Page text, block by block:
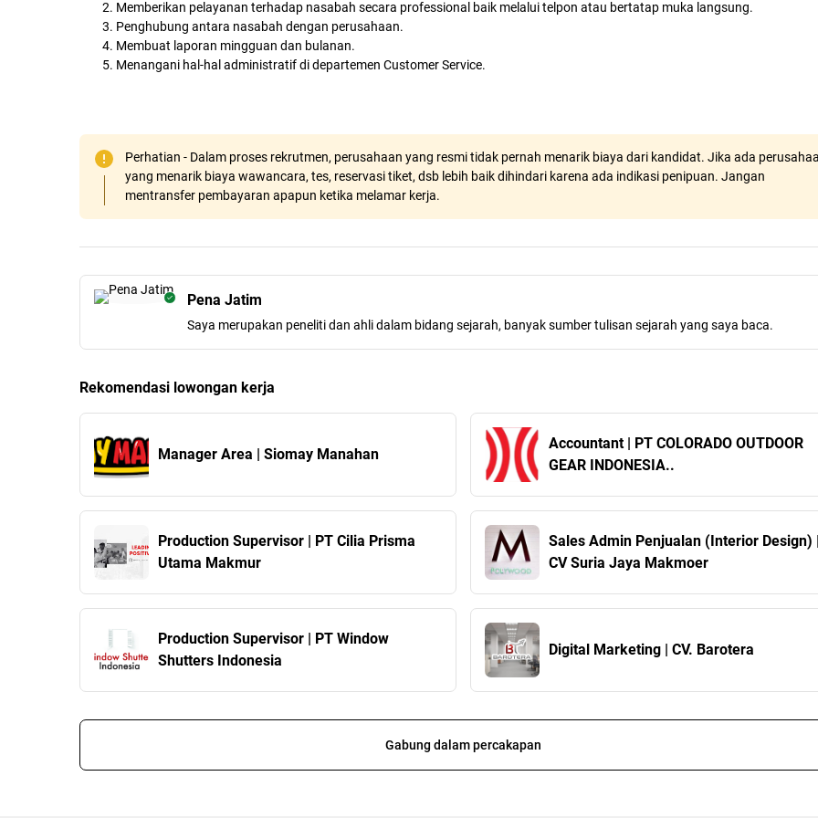
Memberikan pelayanan terhadap nasabah secara professional baik melalui telpon atau bertatap muka langsung.
Penghubung antara nasabah dengan perusahaan.
Membuat laporan mingguan dan bulanan.
Menangani hal-hal administratif di departemen Customer Service.
Perhatian - Dalam proses rekrutmen, perusahaan yang resmi tidak pernah menarik biaya dari kandidat. Jika ada
yang menarik biaya wawancara, tes, reservasi tiket, dsb lebih baik dihindari karena ada indikasi penipuan. Jangan
mentransfer pembayaran apapun ketika melamar kerja.
Pena Jatim
Saya merupakan peneliti dan ahli dalam bidang sejarah, banyak sumber tulisan sejarah yang saya baca.
Rekomendasi lowongan kerja
Manager Area | Siomay Manahan
Accountant | PT COLORADO OUTDOOR
GEAR INDONESIA..
Production Supervisor | PT Cilia Prisma
Utama Makmur
Sales Admin Penjualan (Interior Design)
CV Suria Jaya Makmoer
Production Supervisor | PT Window
Shutters Indonesia
Digital Marketing | CV. Barotera
Gabung dalam percakapan